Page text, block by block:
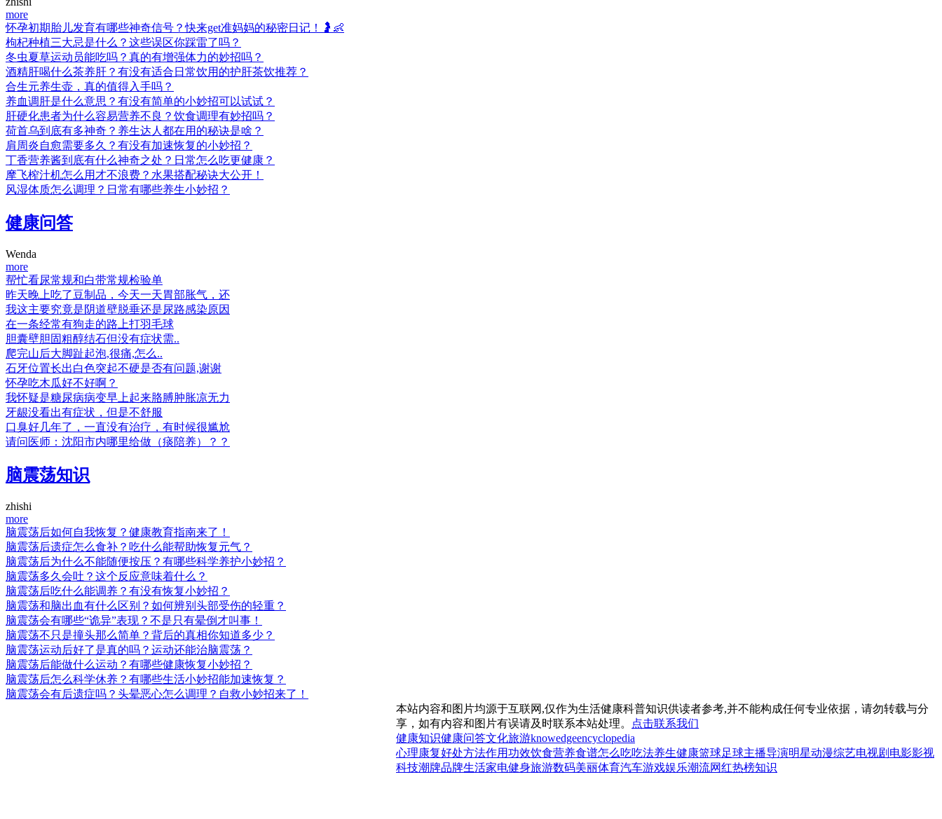
more
怀孕初期胎儿发育有哪些神奇信号？快来get准妈妈的秘密日记！🤰👶
枸杞种植三大忌是什么？这些误区你踩雷了吗？
冬虫夏草运动员能吃吗？真的有增强体力的妙招吗？
酒精肝喝什么茶养肝？有没有适合日常饮用的护肝茶饮推荐？
合生元养生壶，真的值得入手吗？
养血调肝是什么意思？有没有简单的小妙招可以试试？
肝硬化患者为什么容易营养不良？饮食调理有妙招吗？
荷首乌到底有多神奇？养生达人都在用的秘诀是啥？
肩周炎自愈需要多久？有没有加速恢复的小妙招？
丁香营养酱到底有什么神奇之处？日常怎么吃更健康？
摩飞榨汁机怎么用才不浪费？水果搭配秘诀大公开！
风湿体质怎么调理？日常有哪些养生小妙招？
健康问答
Wenda
more
帮忙看尿常规和白带常规检验单
昨天晚上吃了豆制品，今天一天胃部胀气，还
我这主要究竟是阴道壁脱垂还是尿路感染原因
在一条经常有狗走的路上打羽毛球
胆囊壁胆固粗醇结石但没有症状需..
爬完山后大脚趾起泡,很痛,怎么..
石牙位置长出白色突起不硬是否有问题,谢谢
怀孕吃木瓜好不好啊？
我怀疑是糖尿病病变早上起来胳膊肿胀凉无力
牙龈没看出有症状，但是不舒服
口臭好几年了，一直没有治疗，有时候很尴尬
请问医师：沈阳市内哪里给做（痰陪养）？？
脑震荡知识
zhishi
more
脑震荡后如何自我恢复？健康教育指南来了！
脑震荡后遗症怎么食补？吃什么能帮助恢复元气？
脑震荡后为什么不能随便按压？有哪些科学养护小妙招？
脑震荡多久会吐？这个反应意味着什么？
脑震荡后吃什么能调养？有没有恢复小妙招？
脑震荡和脑出血有什么区别？如何辨别头部受伤的轻重？
脑震荡会有哪些“诡异”表现？不是只有晕倒才叫事！
脑震荡不只是撞头那么简单？背后的真相你知道多少？
脑震荡运动后好了是真的吗？运动还能治脑震荡？
脑震荡后能做什么运动？有哪些健康恢复小妙招？
脑震荡后怎么科学休养？有哪些生活小妙招能加速恢复？
脑震荡会有后遗症吗？头晕恶心怎么调理？自救小妙招来了！
本站内容和图片均源于互联网,仅作为生活健康科普知识供读者参考,并不能构成任何专业依据，请勿转载与分
享，如有内容和图片有误请及时联系本站处理。
点击联系我们
健康知识健康问答文化旅游knowedgeencyclopedia
心理康复好处方法作用功效饮食营养食谱怎么吃吃法养生健康篮球足球主播导演明星动漫综艺电视剧 电影影视
科技潮牌品牌生活家电健身旅游数码美丽体育汽车游戏娱乐潮流网红热榜知识